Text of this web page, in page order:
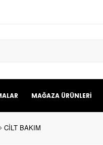
MAĞAZA ÜRÜNLERİ
CİLT BAKIM